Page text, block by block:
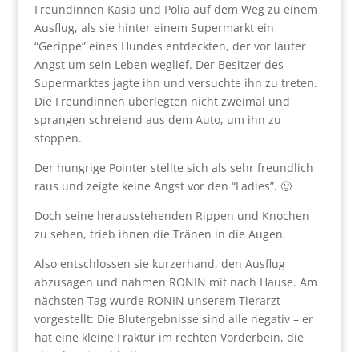
Freundinnen Kasia und Polia auf dem Weg zu einem
Ausflug, als sie hinter einem Supermarkt ein
“Gerippe” eines Hundes entdeckten, der vor lauter
Angst um sein Leben weglief. Der Besitzer des
Supermarktes jagte ihn und versuchte ihn zu treten.
Die Freundinnen überlegten nicht zweimal und
sprangen schreiend aus dem Auto, um ihn zu
stoppen.
Der hungrige Pointer stellte sich als sehr freundlich
raus und zeigte keine Angst vor den “Ladies”. 🙂
Doch seine herausstehenden Rippen und Knochen
zu sehen, trieb ihnen die Tränen in die Augen.
Also entschlossen sie kurzerhand, den Ausflug
abzusagen und nahmen RONIN mit nach Hause. Am
nächsten Tag wurde RONIN unserem Tierarzt
vorgestellt: Die Blutergebnisse sind alle negativ – er
hat eine kleine Fraktur im rechten Vorderbein, die